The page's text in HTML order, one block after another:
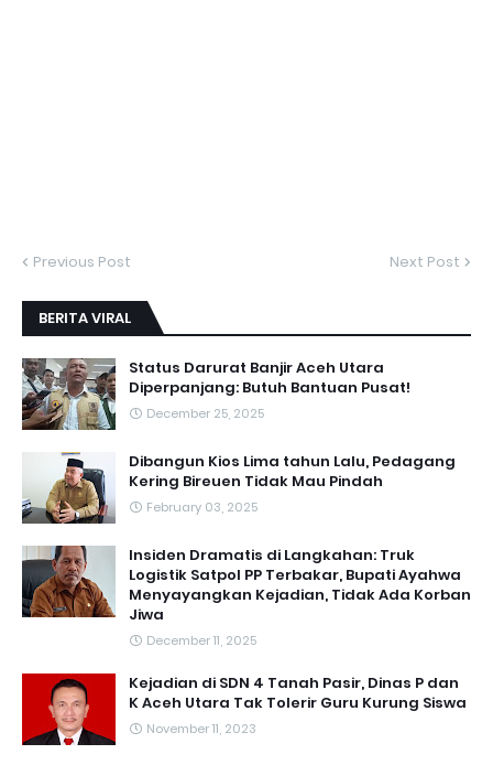
Previous Post Next Post
BERITA VIRAL
Status Darurat Banjir Aceh Utara
Diperpanjang: Butuh Bantuan Pusat!
December 25, 2025
Dibangun Kios Lima tahun Lalu, Pedagang
Kering Bireuen Tidak Mau Pindah
February 03, 2025
Insiden Dramatis di Langkahan: Truk
Logistik Satpol PP Terbakar, Bupati Ayahwa
Menyayangkan Kejadian, Tidak Ada Korban
Jiwa
December 11, 2025
Kejadian di SDN 4 Tanah Pasir, Dinas P dan
K Aceh Utara Tak Tolerir Guru Kurung Siswa
November 11, 2023